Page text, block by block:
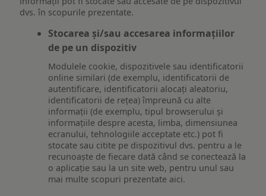
dvs. în scopurile prezentate.
Stocarea și/sau accesarea informațiilor
de pe un dispozitiv
Modulele cookie, dispozitivele sau identificatorii
online similari (de exemplu, identificatorii de
autentificare, identificatorii alocați aleatoriu,
identificatorii de rețea) împreună cu alte
informații (de exemplu, tipul browserului și
informațiile despre acesta, limba, dimensiunea
ecranului, tehnologiile acceptate etc.) pot fi
stocate sau citite pe dispozitivul dvs. pentru a le
recunoaște de fiecare dată când se conectează la
o aplicație sau la un site web, pentru unul sau
mai multe scopuri prezentate aici.